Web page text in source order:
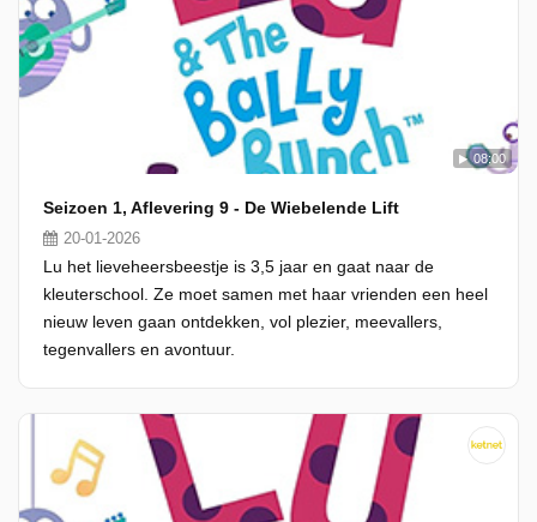
08:00
Seizoen 1, Aflevering 9 - De Wiebelende Lift
20-01-2026
Lu het lieveheersbeestje is 3,5 jaar en gaat naar de
kleuterschool. Ze moet samen met haar vrienden een heel
nieuw leven gaan ontdekken, vol plezier, meevallers,
tegenvallers en avontuur.